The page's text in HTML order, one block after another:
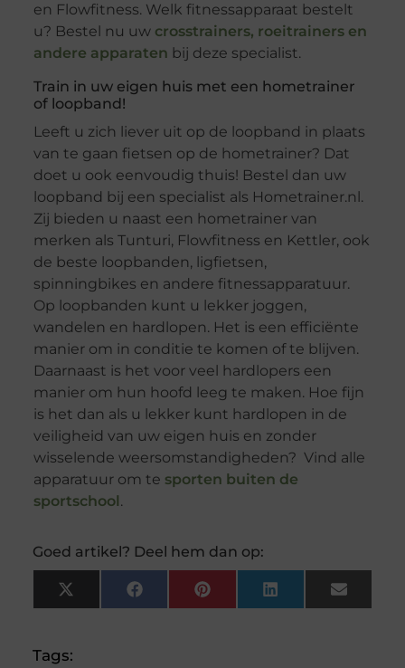
en Flowfitness. Welk fitnessapparaat bestelt
u? Bestel nu uw crosstrainers, roeitrainers en
andere apparaten bij deze specialist.
Train in uw eigen huis met een hometrainer
of loopband!
Leeft u zich liever uit op de loopband in plaats
van te gaan fietsen op de hometrainer? Dat
doet u ook eenvoudig thuis! Bestel dan uw
loopband bij een specialist als Hometrainer.nl.
Zij bieden u naast een hometrainer van
merken als Tunturi, Flowfitness en Kettler, ook
de beste loopbanden, ligfietsen,
spinningbikes en andere fitnessapparatuur.
Op loopbanden kunt u lekker joggen,
wandelen en hardlopen. Het is een efficiënte
manier om in conditie te komen of te blijven.
Daarnaast is het voor veel hardlopers een
manier om hun hoofd leeg te maken. Hoe fijn
is het dan als u lekker kunt hardlopen in de
veiligheid van uw eigen huis en zonder
wisselende weersomstandigheden? Vind alle
apparatuur om te sporten buiten de
sportschool.
Goed artikel? Deel hem dan op:
X
(Twitter)
FacebookPinterestLinkedInEmail
Tags: